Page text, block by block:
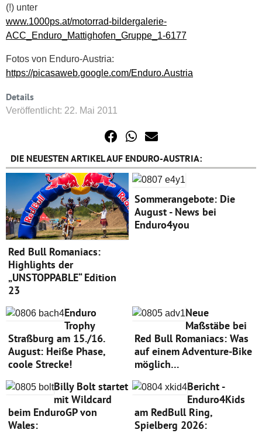
(!) unter
www.1000ps.at/motorrad-bildergalerie-
ACC_Enduro_Mattighofen_Gruppe_1-6177
Fotos von Enduro-Austria:
https://picasaweb.google.com/Enduro.Austria
Details
Veröffentlicht: 22. Mai 2011
DIE NEUESTEN ARTIKEL AUF ENDURO-AUSTRIA:
Red Bull Romaniacs:
Highlights der
„UNSTOPPABLE“ Edition
23
Sommerangebote: Die
August - News bei
Enduro4you
Enduro
Trophy
Straßburg am 15./16.
August: Heiße Phase,
coole Strecke!
Neue
Maßstäbe bei
Red Bull Romaniacs: Was
auf einem Adventure-Bike
möglich…
Billy Bolt startet
mit Wildcard
beim EnduroGP von
Wales:
Bericht -
Enduro4Kids
am RedBull Ring,
Spielberg 2026: